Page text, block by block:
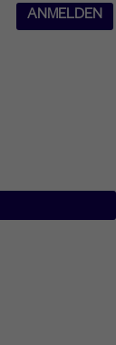
ANMELDEN